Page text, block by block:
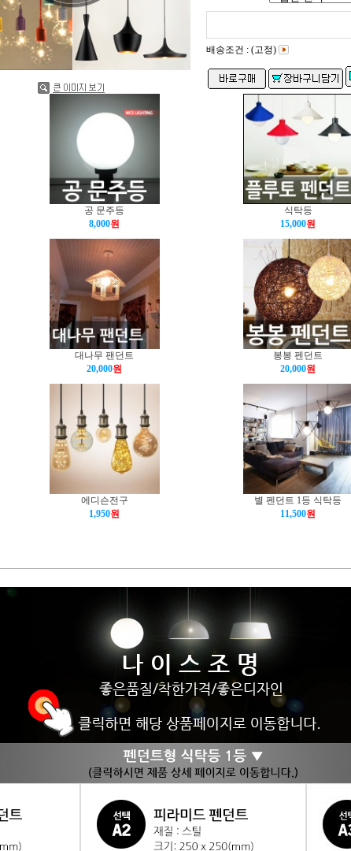
배송조건 : (고정)
공 문주등 식탁등
8,000원 15,000원
대나무 팬던트 봉봉 펜던트
20,000원 20,000원
에디슨전구
별 펜던트 1등 식탁등
1,950원 11,500원